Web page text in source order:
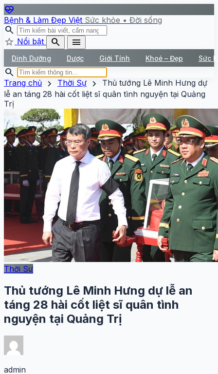
ecg_heart
Bệnh & Làm Đẹp Việt Sức khỏe • Đời sống
search
star Nổi bật search menu
Dinh Dưỡng Dược Giới Tính Khoẻ – Đẹp Sức
search
Trang chủ chevron_right Thời Sự chevron_right
Thủ tướng Lê Minh Hưng dự
lễ an táng 28 hài cốt liệt sĩ quân tình nguyện tại Quảng
Trị
Thời Sự
Thủ tướng Lê Minh Hưng dự lễ an
táng 28 hài cốt liệt sĩ quân tình
nguyện tại Quảng Trị
admin